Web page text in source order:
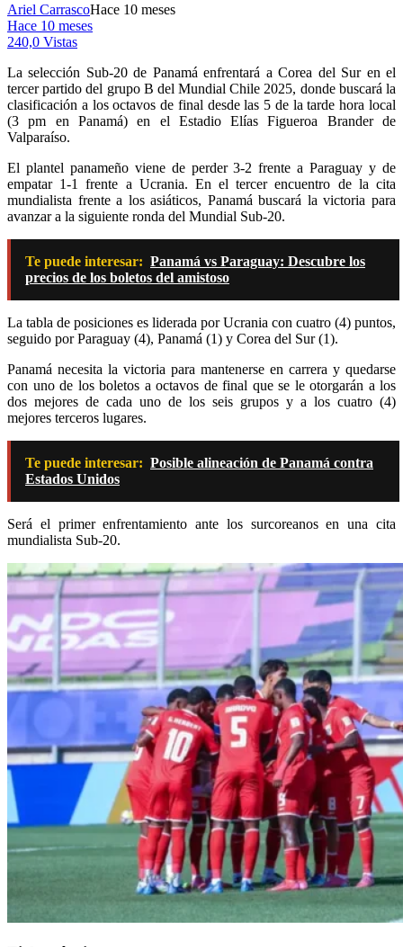
Ariel CarrascoHace 10 meses
Hace 10 meses
240,0 Vistas
La selección Sub-20 de Panamá enfrentará a Corea del Sur en el
tercer partido del grupo B del Mundial Chile 2025, donde buscará la
clasificación a los octavos de final desde las 5 de la tarde hora local
(3 pm en Panamá) en el Estadio Elías Figueroa Brander de
Valparaíso.
El plantel panameño viene de perder 3-2 frente a Paraguay y de
empatar 1-1 frente a Ucrania. En el tercer encuentro de la cita
mundialista frente a los asiáticos, Panamá buscará la victoria para
avanzar a la siguiente ronda del Mundial Sub-20.
Te puede interesar: Panamá vs Paraguay: Descubre los
precios de los boletos del amistoso
La tabla de posiciones es liderada por Ucrania con cuatro (4) puntos,
seguido por Paraguay (4), Panamá (1) y Corea del Sur (1).
Panamá necesita la victoria para mantenerse en carrera y quedarse
con uno de los boletos a octavos de final que se le otorgarán a los
dos mejores de cada uno de los seis grupos y a los cuatro (4)
mejores terceros lugares.
Te puede interesar: Posible alineación de Panamá contra
Estados Unidos
Será el primer enfrentamiento ante los surcoreanos en una cita
mundialista Sub-20.